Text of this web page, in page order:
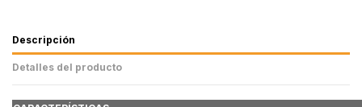
Descripción
Detalles del producto